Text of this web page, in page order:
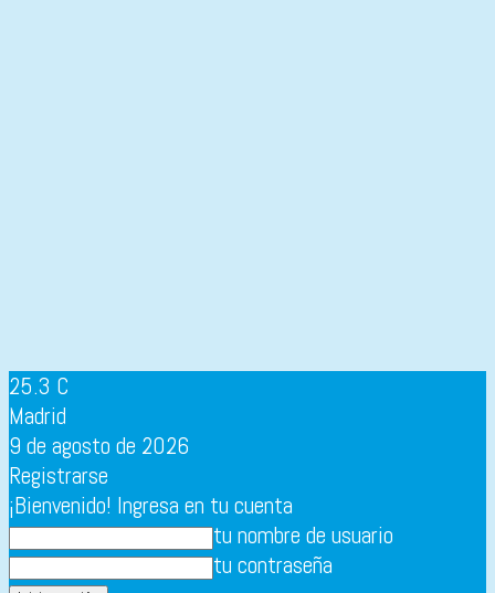
25.3 C
Madrid
9 de agosto de 2026
Registrarse
¡Bienvenido! Ingresa en tu cuenta
tu nombre de usuario
tu contraseña